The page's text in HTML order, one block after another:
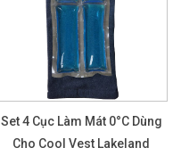
Set 4 Cục Làm Mát 0°C Dùng
Cho Cool Vest Lakeland